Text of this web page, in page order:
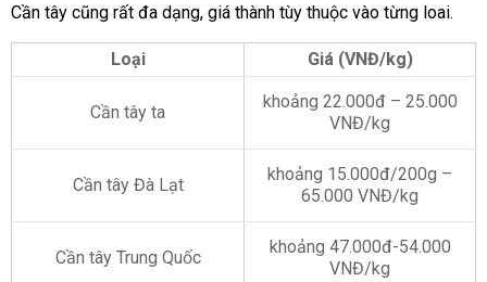
Cần tây cũng rất đa dạng, giá thành tùy thuộc vào từng loai.
Loại Giá (VNĐ/kg)
Cần tây ta
khoảng 22.000đ – 25.000
VNĐ/kg
Cần tây Đà Lạt
khoảng 15.000đ/200g –
65.000 VNĐ/kg
Cần tây Trung Quốc
khoảng 47.000đ-54.000
VNĐ/kg